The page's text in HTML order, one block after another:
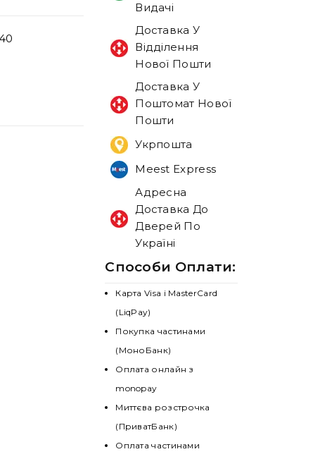
Видачі
Доставка У
Відділення
Нової Пошти
Доставка У
Поштомат Нової
Пошти
Укрпошта
Meest Express
Адресна
Доставка До
Дверей По
Україні
Способи Оплати:
Карта Visa і MasterCard
(LiqPay)
Покупка частинами
(МоноБанк)
Оплата онлайн з
monopay
Миттєва розстрочка
(ПриватБанк)
Оплата частинами